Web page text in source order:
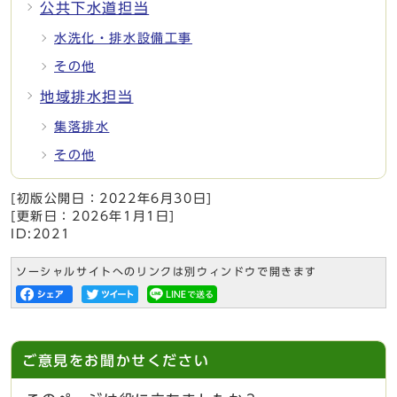
公共下水道担当
水洗化・排水設備工事
その他
地域排水担当
集落排水
その他
[初版公開日： 2022年6月30日
[更新日： 2026年1月1日
ID:2021
ソーシャルサイトへのリンクは別ウィンドウで開きます
ご意見をお聞かせください